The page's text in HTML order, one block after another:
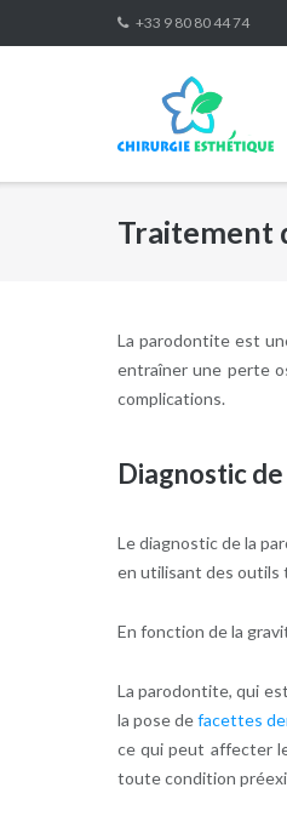
to
+33 9 80 80 44 74
Traitement
La parodontite est
entraîner une perte
complications.
Diagnostic
Le diagnostic de la
en utilisant des outils
En fonction de la
La parodontite, qui
la pose defacettes
ce qui peut affecter
toute condition